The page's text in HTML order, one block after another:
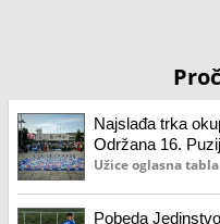
Najslađa trka
Održana 16.
„Roditelj“(foto/
Užice oglasna tabla
Pobeda